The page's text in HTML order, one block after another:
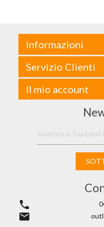
Informazioni
Servizio Clienti
Il mio account
phone
email